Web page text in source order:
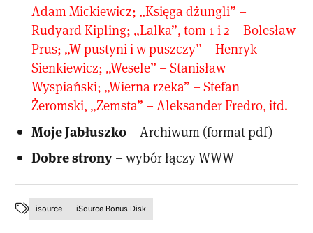
Adam Mickiewicz; „Księga dżungli” –
Rudyard Kipling; „Lalka”, tom 1 i 2 – Bolesław
Prus; „W pustyni i w puszczy” – Henryk
Sienkiewicz; „Wesele” – Stanisław
Wyspiański; „Wierna rzeka” – Stefan
Żeromski, „Zemsta” – Aleksander Fredro, itd.
Moje Jabłuszko – Archiwum (format pdf)
Dobre strony – wybór łączy WWW
isource iSource Bonus Disk